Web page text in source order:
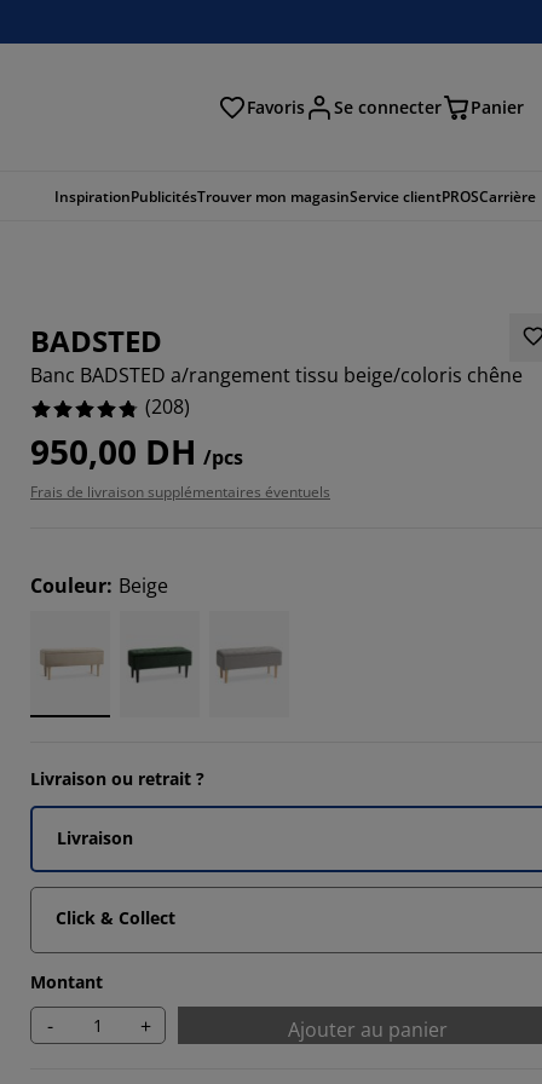
Favoris Se connecter Panier
InspirationPublicitésTrouver mon magasinService clientPROSCarrière
BADSTED
Banc BADSTED a/rangement tissu beige/coloris chêne
(208)
950,00 DH /pcs
Frais de livraison supplémentaires éventuels
Couleur: Beige
Livraison ou retrait ?
Livraison
Click & Collect
Montant
- + Ajouter au panier